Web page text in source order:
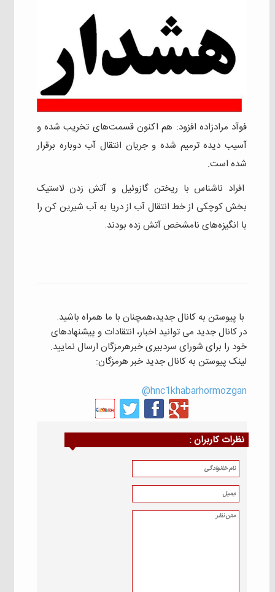
فوآد مرادزاده افزود: هم اکنون قسمت‌های تخریب شده و
آسیب دیده ترمیم شده و جریان انتقال آب دوباره برقرار
شده است.
افراد ناشناس با ریختن گازوئیل و آتش زدن لاستیک
بخش کوچکی از خط انتقال آب از دریا به آب شیرین کن را
با انگیزه‌های نامشخص آتش زده بودند.
با پیوستن به کانال جدید،همچنان با ما همراه باشید.
در کانال جدید می توانید اخبار، انتقادات و پیشنهادهای
خود را برای شورای سردبیری خبرهرمزگان ارسال نمایید.
لینک پیوستن به کانال جدید خبر هرمزگان:
hnc1khabarhormozgan@
نظرات كاربران :